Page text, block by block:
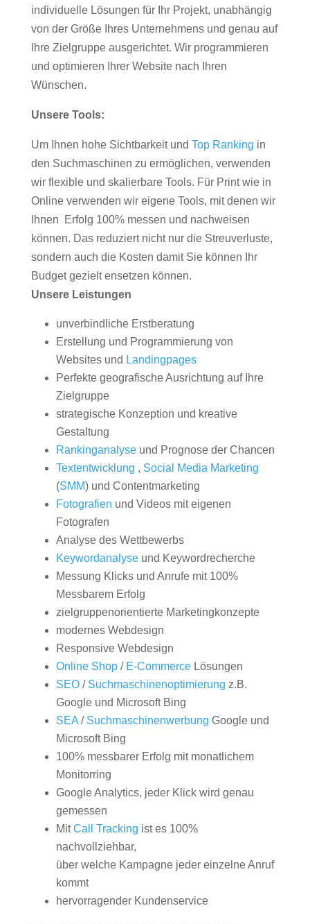
individuelle Lösungen für Ihr Projekt, unabhängig
von der Größe Ihres Unternehmens und genau auf
Ihre Zielgruppe ausgerichtet. Wir programmieren
und optimieren Ihrer Website nach Ihren
Wünschen.
Unsere Tools:
Um Ihnen hohe Sichtbarkeit und Top Ranking in
den Suchmaschinen zu ermöglichen, verwenden
wir flexible und skalierbare Tools. Für Print wie in
Online verwenden wir eigene Tools, mit denen wir
Ihnen Erfolg 100% messen und nachweisen
können. Das reduziert nicht nur die Streuverluste,
sondern auch die Kosten damit Sie können Ihr
Budget gezielt ensetzen können.
Unsere Leistungen
unverbindliche Erstberatung
Erstellung und Programmierung von
Websites und Landingpages
Perfekte geografische Ausrichtung auf Ihre
Zielgruppe
strategische Konzeption und kreative
Gestaltung
Rankinganalyseund Prognose der Chancen
Textentwicklung , Social Media Marketing
(SMM) und Contentmarketing
Fotografien und Videos mit eigenen
Fotografen
Analyse des Wettbewerbs
Keywordanalyseund Keywordrecherche
Messung Klicks und Anrufe mit 100%
Messbarem Erfolg
zielgruppenorientierte Marketingkonzepte
modernes Webdesign
Responsive Webdesign
Online Shop/ E-CommerceLösungen
SEO/ Suchmaschinenoptimierung z.B.
Google und Microsoft Bing
SEA/ Suchmaschinenwerbung Google und
Microsoft Bing
100% messbarer Erfolg mit monatlichem
Monitorring
Google Analytics, jeder Klick wird genau
gemessen
MitCall Tracking ist es 100%
nachvollziehbar,
über welche Kampagne jeder einzelne Anruf
kommt
hervorragender Kundenservice